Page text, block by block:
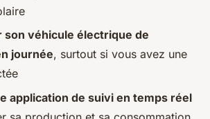
son véhicule électrique de
journée, surtout si vous avez une
application de suivi en temps réel